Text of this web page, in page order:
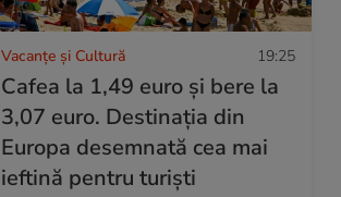
Vacanțe și Cultură 19:25
Cafea la 1,49 euro și bere la
3,07 euro. Destinația din
Europa desemnată cea mai
ieftină pentru turiști